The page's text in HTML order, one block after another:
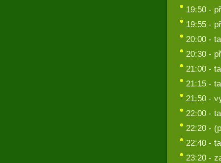
19:50 -
19:55 -
20:00 -
20:30 -
21:00 -
21:15 -
21:50 -
22:00 -
22:20 -
22:40 -
23:20 -